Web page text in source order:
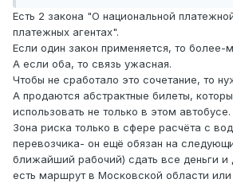
Есть 2 закона "О национальной
платежных агентах".
Если один закон применяется, то более-
А если оба, то связь ужасная.
Чтобы не сработало это сочетание, то
А продаются абстрактные билеты,
использовать не только в этом автобусе.
Зона риска только в сфере расчёта с
перевозчика- он ещё обязан на
ближайший рабочий) сдать все деньги и
есть маршрут в Московской области